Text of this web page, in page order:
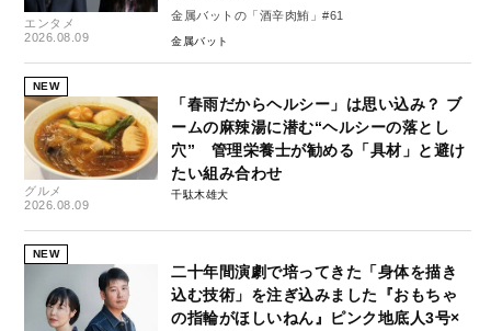
エンタメ
2026.08.09
金属バットの「酒辛肉鮪」#61
金属バット
NEW
グルメ
2026.08.09
「春雨だからヘルシー」は思い込み？ ブ
ームの麻辣湯に潜む“ヘルシーの落とし
穴” 管理栄養士が勧める「具材」と避け
たい組み合わせ
千駄木雄大
NEW
二十年間演劇で培ってきた「身体を描き
込む技術」を注ぎ込みました『おもちゃ
の指輪がほしいねん』ピンク地底人3号×